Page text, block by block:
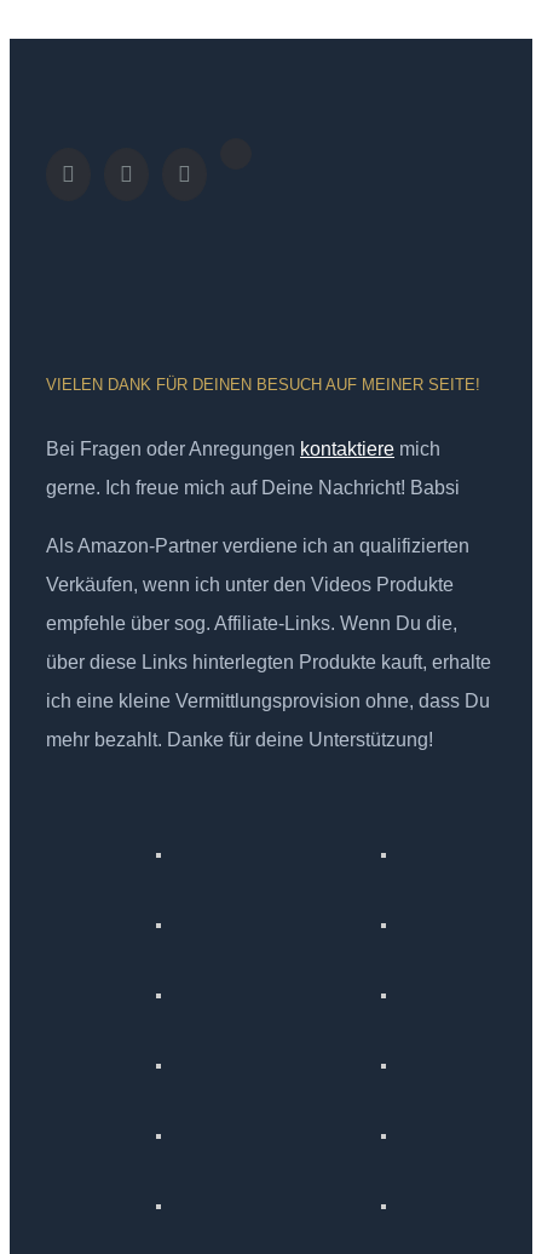
VIELEN DANK FÜR DEINEN BESUCH AUF MEINER SEITE!
Bei Fragen oder Anregungen kontaktiere mich
gerne. Ich freue mich auf Deine Nachricht! Babsi
Als Amazon-Partner verdiene ich an qualifizierten
Verkäufen, wenn ich unter den Videos Produkte
empfehle über sog. Affiliate-Links. Wenn Du die,
über diese Links hinterlegten Produkte kauft, erhalte
ich eine kleine Vermittlungsprovision ohne, dass Du
mehr bezahlt. Danke für deine Unterstützung!